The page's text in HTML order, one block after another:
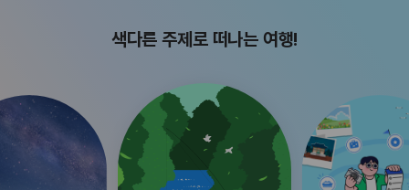
색다른 주제로 떠나는 여행!